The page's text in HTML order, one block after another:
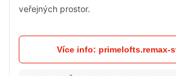
veřejných prostor.
Více info: primelofts.remax-